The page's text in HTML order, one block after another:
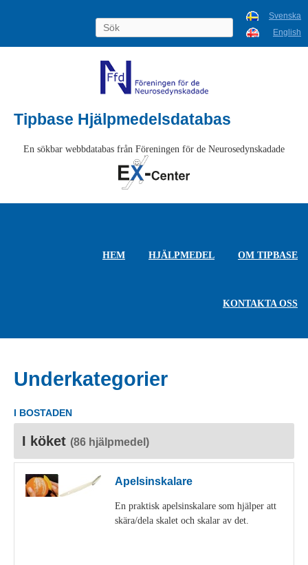
Svenska
English
Tipbase Hjälpmedelsdatabas
En sökbar webbdatabas från Föreningen för de Neurosedynskadade
HEM HJÄLPMEDEL OM TIPBASE
KONTAKTA OSS
Underkategorier
I BOSTADEN
I köket (86 hjälpmedel)
Apelsinskalare
En praktisk apelsinskalare som hjälper att
skära/dela skalet och skalar av det.